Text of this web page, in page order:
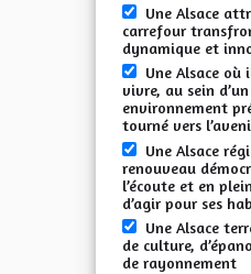
Une Alsace
carrefour
dynamique et
Une Alsace
vivre, au sein d’un
environnement
tourné vers
Une Alsace
renouveau
l’écoute et en
d’agir pour ses
Une Alsace
de culture,
de rayonnement